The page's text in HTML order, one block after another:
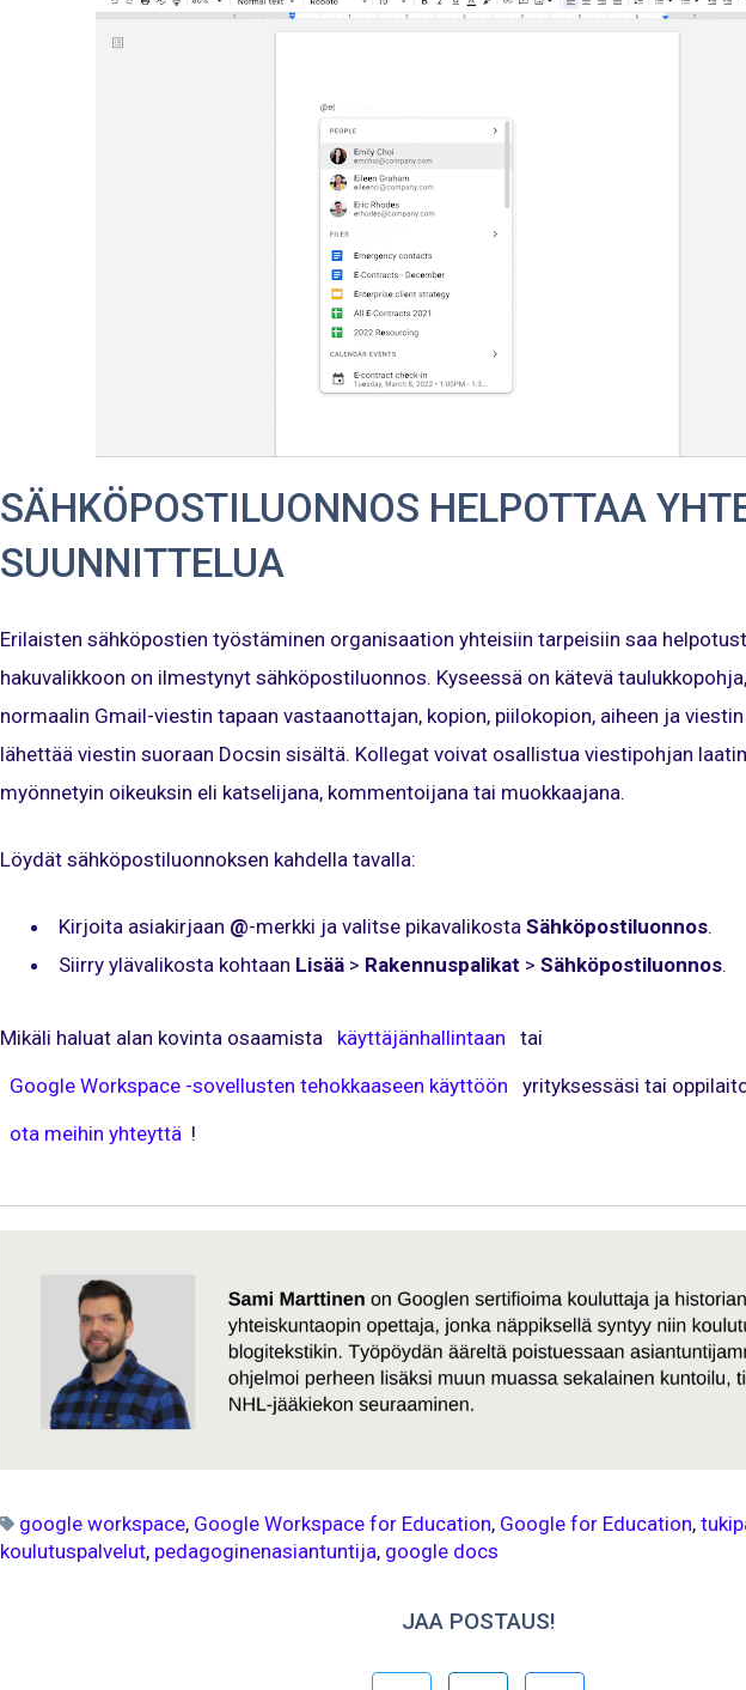
SÄHKÖPOSTILUONNOS HELPOTTAA
SUUNNITTELUA
Erilaisten sähköpostien työstäminen organisaation yhteisiin tarpeisiin saa
hakuvalikkoon on ilmestynyt sähköpostiluonnos. Kyseessä on kätevä
normaalin Gmail-viestin tapaan vastaanottajan, kopion, piilokopion, aiheen ja
lähettää viestin suoraan Docsin sisältä. Kollegat voivat osallistua viestipohjan
myönnetyin oikeuksin eli katselijana, kommentoijana tai muokkaajana.
Löydät sähköpostiluonnoksen kahdella tavalla:
Kirjoita asiakirjaan @-merkki ja valitse pikavalikosta Sähköpostiluonnos.
Siirry ylävalikosta kohtaan Lisää> Rakennuspalikat > Sähköpostiluonnos.
Mikäli haluat alan kovinta osaamista käyttäjänhallintaan
tai
Google Workspace -sovellusten tehokkaaseen käyttöön
yrityksessäsi tai
ota meihin yhteyttä !
google workspace, Google Workspace for Education, Google for Education,
koulutuspalvelut, pedagoginenasiantuntija, google docs
JAA POSTAUS!